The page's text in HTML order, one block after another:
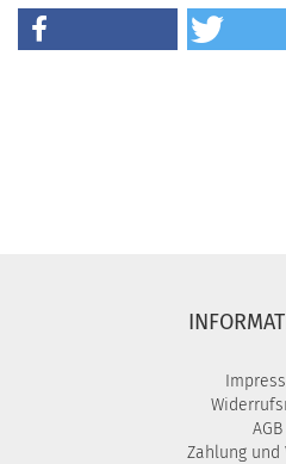
AGB
Zahlung und